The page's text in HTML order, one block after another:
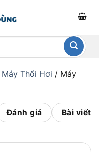
Máy Thổi Hơi / Máy
Đánh giá Bài viết